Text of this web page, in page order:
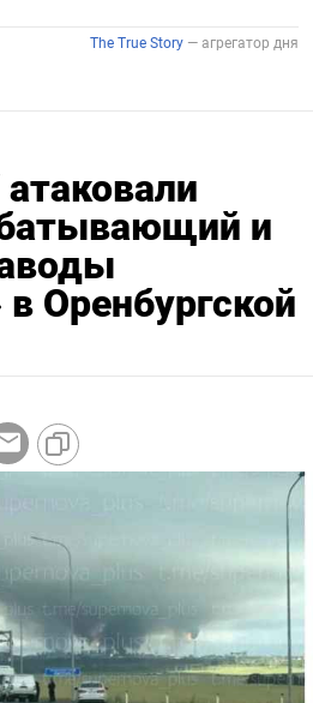
и
Оренбургской